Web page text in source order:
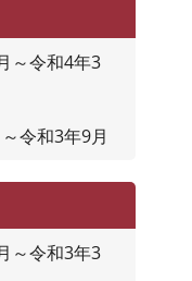
～令和4年3
令和3年9月
～令和3年3